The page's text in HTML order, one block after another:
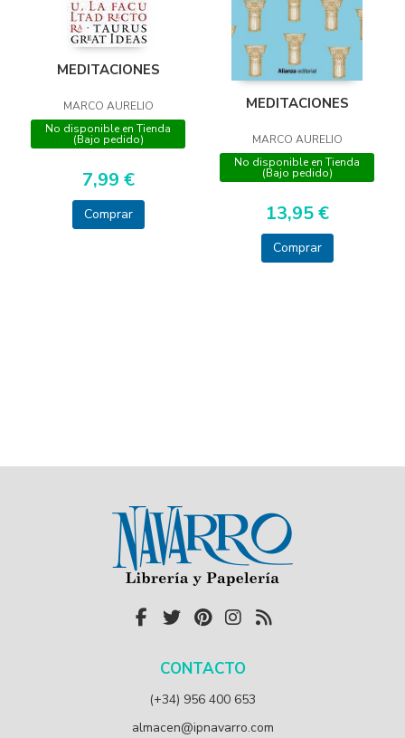
MEDITACIONES
MARCO AURELIO
No disponible en Tienda
(Bajo pedido)
7,99 €
Comprar
MEDITACIONES
MARCO AURELIO
No disponible en Tienda
(Bajo pedido)
13,95 €
Comprar
CONTACTO
(+34) 956 400 653
almacen@ipnavarro.com